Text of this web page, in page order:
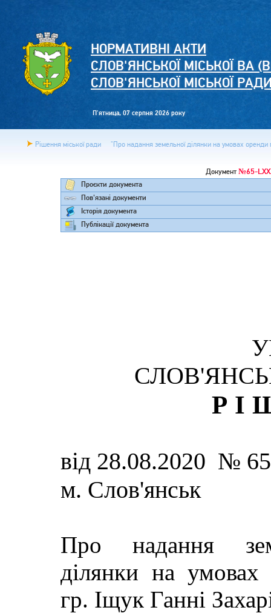
НОРМАТИВНІ АКТИ
СЛОВ'ЯНСЬКОЇ МІСЬКОЇ ВА
СЛОВ'ЯНСЬКОЇ МІСЬКОЇ
П'ятница, 07 серпня 2026 року
Рішення міської ради "Про надання земельної ділянки на умовах
Документ№65-
Проєкти документа
Пов'язані документи
Історія документа
Публікації документа
від 28.08.2020 №
м. Слов'янськ
Про надання
ділянки на умовах
гр. Іщук Ганні